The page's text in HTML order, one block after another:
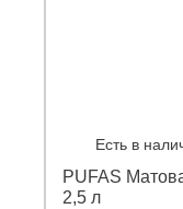
Есть в
PUFAS
2,5 л